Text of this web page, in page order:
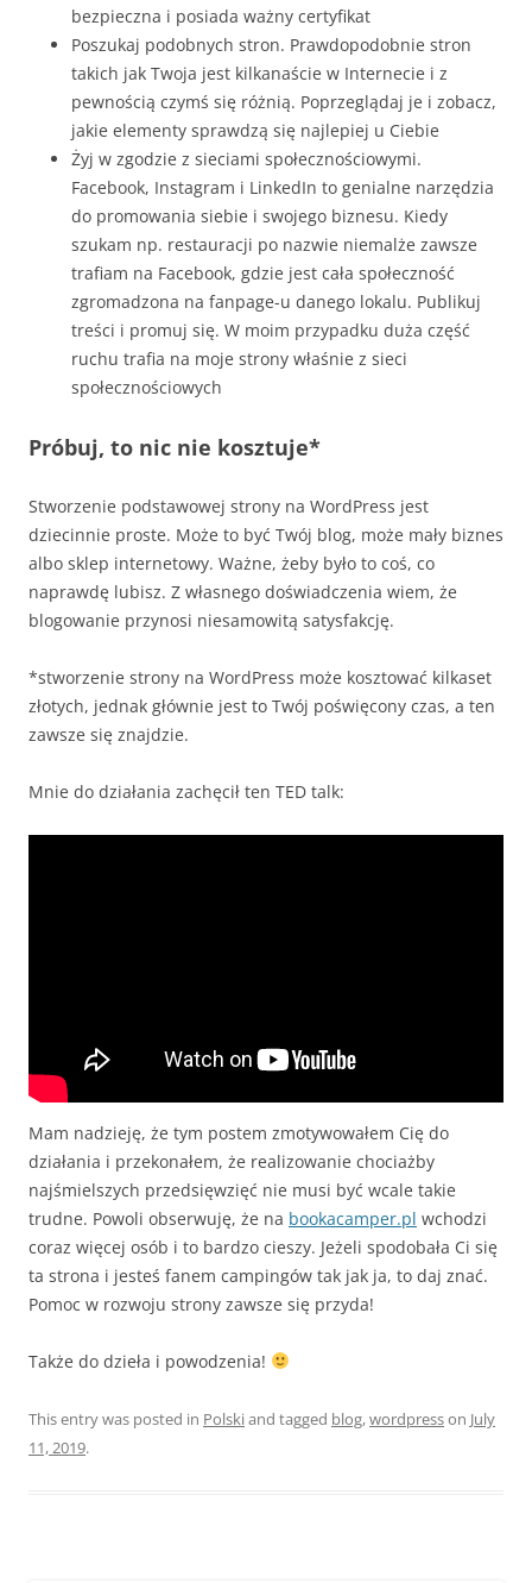
bezpieczna i posiada ważny certyfikat
Poszukaj podobnych stron. Prawdopodobnie stron
takich jak Twoja jest kilkanaście w Internecie i z
pewnością czymś się różnią. Poprzeglądaj je i zobacz,
jakie elementy sprawdzą się najlepiej u Ciebie
Żyj w zgodzie z sieciami społecznościowymi.
Facebook, Instagram i LinkedIn to genialne narzędzia
do promowania siebie i swojego biznesu. Kiedy
szukam np. restauracji po nazwie niemalże zawsze
trafiam na Facebook, gdzie jest cała społeczność
zgromadzona na fanpage-u danego lokalu. Publikuj
treści i promuj się. W moim przypadku duża część
ruchu trafia na moje strony właśnie z sieci
społecznościowych
Próbuj, to nic nie kosztuje*
Stworzenie podstawowej strony na WordPress jest
dziecinnie proste. Może to być Twój blog, może mały biznes
albo sklep internetowy. Ważne, żeby było to coś, co
naprawdę lubisz. Z własnego doświadczenia wiem, że
blogowanie przynosi niesamowitą satysfakcję.
*stworzenie strony na WordPress może kosztować kilkaset
złotych, jednak głównie jest to Twój poświęcony czas, a ten
zawsze się znajdzie.
Mnie do działania zachęcił ten TED talk:
Mam nadzieję, że tym postem zmotywowałem Cię do
działania i przekonałem, że realizowanie chociażby
najśmielszych przedsięwzięć nie musi być wcale takie
trudne. Powoli obserwuję, że na bookacamper.pl wchodzi
coraz więcej osób i to bardzo cieszy. Jeżeli spodobała Ci się
ta strona i jesteś fanem campingów tak jak ja, to daj znać.
Pomoc w rozwoju strony zawsze się przyda!
Także do dzieła i powodzenia!
This entry was posted in Polskiand tagged blog,wordpresson July
11, 2019.